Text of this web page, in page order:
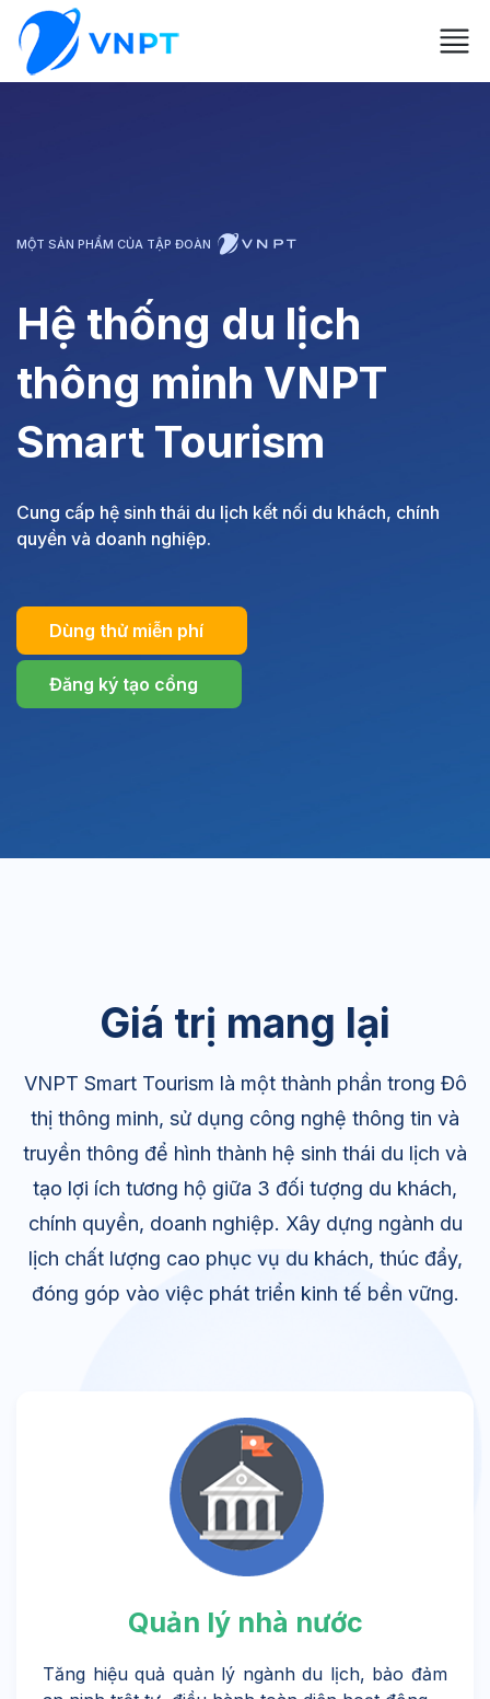
MỘT SẢN PHẨM CỦA TẬP ĐOÀN
Hệ thống du lịch
thông minh VNPT
Smart Tourism
Cung cấp hệ sinh thái du lịch kết nối du khách, chính
quyền và doanh nghiệp.
Dùng thử miễn phí
Đăng ký tạo cổng
Giá trị mang lại
VNPT Smart Tourism là một thành phần trong Đô
thị thông minh, sử dụng công nghệ thông tin và
truyền thông để hình thành hệ sinh thái du lịch và
tạo lợi ích tương hộ giữa 3 đối tượng du khách,
chính quyền, doanh nghiệp. Xây dựng ngành du
lịch chất lượng cao phục vụ du khách, thúc đẩy,
đóng góp vào việc phát triển kinh tế bền vững.
Quản lý nhà nước
Tăng hiệu quả quản lý ngành du lịch, bảo đảm